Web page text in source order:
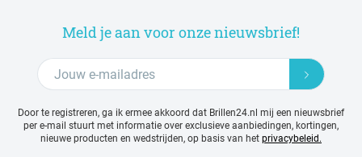
Meld je aan voor onze nieuwsbrief!
Door te registreren, ga ik ermee akkoord dat Brillen24.nl mij een nieuwsbrief
per e-mail stuurt met informatie over exclusieve aanbiedingen, kortingen,
nieuwe producten en wedstrijden, op basis van het privacybeleid.